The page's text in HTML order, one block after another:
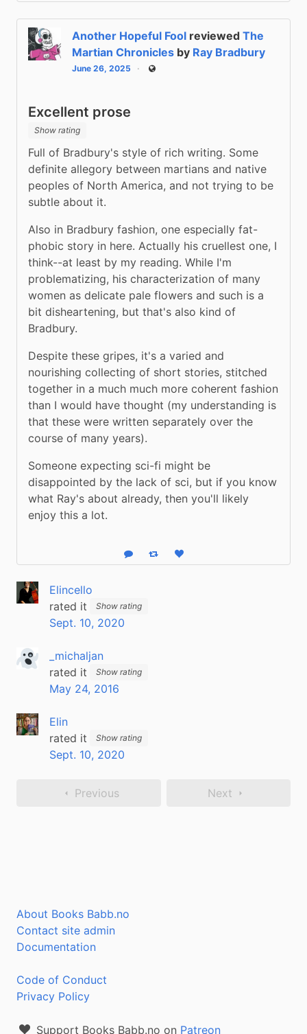
Another Hopeful Fool reviewed The
Martian Chronicles by Ray Bradbury
June 26, 2025 Public
Excellent prose
Show rating
Full of Bradbury's style of rich writing. Some
definite allegory between martians and native
peoples of North America, and not trying to be
subtle about it.
Also in Bradbury fashion, one especially fat-
phobic story in here. Actually his cruellest one, I
think--at least by my reading. While I'm
problematizing, his characterization of many
women as delicate pale flowers and such is a
bit disheartening, but that's also kind of
Bradbury.
Despite these gripes, it's a varied and
nourishing collecting of short stories, stitched
together in a much much more coherent fashion
than I would have thought (my understanding is
that these were written separately over the
course of many years).
Someone expecting sci-fi might be
disappointed by the lack of sci, but if you know
what Ray's about already, then you'll likely
enjoy this a lot.
Reply Boost statusLike status
Elincello
rated it
Show rating
Sept. 10, 2020
_michaljan
rated it
Show rating
May 24, 2016
Elin
rated it
Show rating
Sept. 10, 2020
Previous Next
About Books Babb.no
Contact site admin
Documentation
Code of Conduct
Privacy Policy
Support Books Babb.no on Patreon